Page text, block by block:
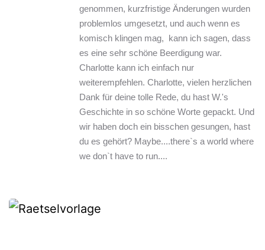
genommen, kurzfristige Änderungen wurden
problemlos umgesetzt, und auch wenn es
komisch klingen mag,  kann ich sagen, dass
es eine sehr schöne Beerdigung war.
Charlotte kann ich einfach nur
weiterempfehlen. Charlotte, vielen herzlichen
Dank für deine tolle Rede, du hast W.'s
Geschichte in so schöne Worte gepackt. Und
wir haben doch ein bisschen gesungen, hast
du es gehört? Maybe....there`s a world where
we don`t have to run....